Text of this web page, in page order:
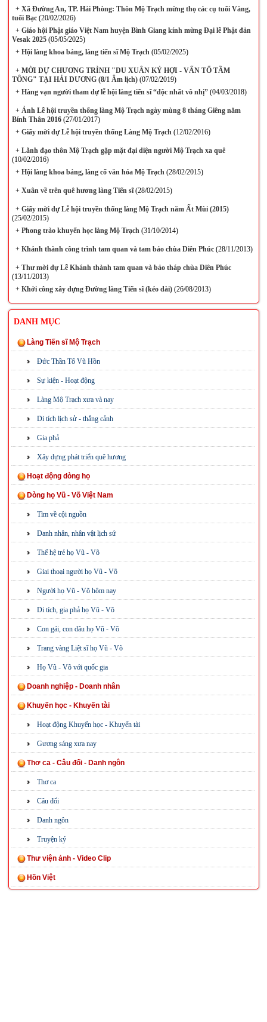
+Xã Đường An, TP. Hải Phòng: Thôn Mộ Trạch mừng thọ các cụ tuổi Vàng,
tuổi Bạc(20/02/2026)
+Giáo hội Phật giáo Việt Nam huyện Bình Giang kính mừng Đại lễ Phật đản
Vesak 2025(05/05/2025)
+Hội làng khoa bảng, làng tiến sĩ Mộ Trạch(05/02/2025)
+MỜI DỰ CHƯƠNG TRÌNH "DU XUÂN KỶ HỢI - VẤN TỔ TẦM
TÔNG" TẠI HẢI DƯƠNG (8/1 Âm lịch)(07/02/2019)
+Hàng vạn người tham dự lễ hội làng tiến sĩ “độc nhất vô nhị”(04/03/2018)
+Ảnh Lễ hội truyền thống làng Mộ Trạch ngày mùng 8 tháng Giêng năm
Bính Thân 2016(27/01/2017)
+Giấy mời dự Lễ hội truyền thống Làng Mộ Trạch(12/02/2016)
+Lãnh đạo thôn Mộ Trạch gặp mặt đại diện người Mộ Trạch xa quê
(10/02/2016)
+Hội làng khoa bảng, làng cổ văn hóa Mộ Trạch(28/02/2015)
+Xuân về trên quê hương làng Tiến sĩ(28/02/2015)
+Giấy mời dự Lễ hội truyền thống làng Mộ Trạch năm Ất Mùi (2015)
(25/02/2015)
+Phong trào khuyến học làng Mộ Trạch(31/10/2014)
+Khánh thành công trình tam quan và tam bảo chùa Diên Phúc(28/11/2013)
+Thư mời dự Lễ Khánh thành tam quan và bảo tháp chùa Diên Phúc
(13/11/2013)
+Khởi công xây dựng Đường làng Tiến sĩ (kéo dài)(26/08/2013)
DANH MỤC
Làng Tiến sĩ Mộ Trạch
Đức Thần Tổ Vũ Hồn
Sự kiện - Hoạt động
Làng Mộ Trạch xưa và nay
Di tích lịch sử - thắng cảnh
Gia phả
Xây dựng phát triển quê hương
Hoạt động dòng họ
Dòng họ Vũ - Võ Việt Nam
Tìm về cội nguồn
Danh nhân, nhân vật lịch sử
Thế hệ trẻ họ Vũ - Võ
Giai thoại người họ Vũ - Võ
Người họ Vũ - Võ hôm nay
Di tích, gia phả họ Vũ - Võ
Con gái, con dâu họ Vũ - Võ
Trang vàng Liệt sĩ họ Vũ - Võ
Họ Vũ - Võ với quốc gia
Doanh nghiệp - Doanh nhân
Khuyến học - Khuyến tài
Hoạt động Khuyến học - Khuyến tài
Gương sáng xưa nay
Thơ ca - Câu đối - Danh ngôn
Thơ ca
Câu đối
Danh ngôn
Truyện ký
Thư viện ảnh - Video Clip
Hồn Việt